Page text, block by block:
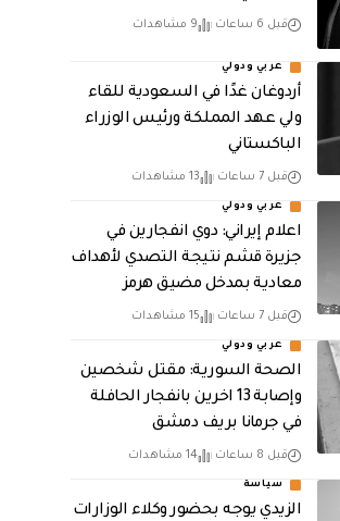
قبل 6 ساعات 9 مشاهدات
عربي ودولي
أردوغان غدًا في السعودية للقاء
ولي عهد المملكة ورئيس الوزراء
الباكستاني
قبل 7 ساعات 13 مشاهدات
عربي ودولي
اعلام إيراني: دوي انفجارين في
جزيرة قشم نتيجة التصدي لأهداف
معادية بمدخل مضيق هرمز
قبل 7 ساعات 15 مشاهدات
عربي ودولي
الصحة السورية: مقتل شخصين
وإصابة 13 اخرين بانفجار الحافلة
في جرمانا بريف دمشق
قبل 8 ساعات 14 مشاهدات
سياسة
الزيدي يوجه بحضور وكلاء الوزارات